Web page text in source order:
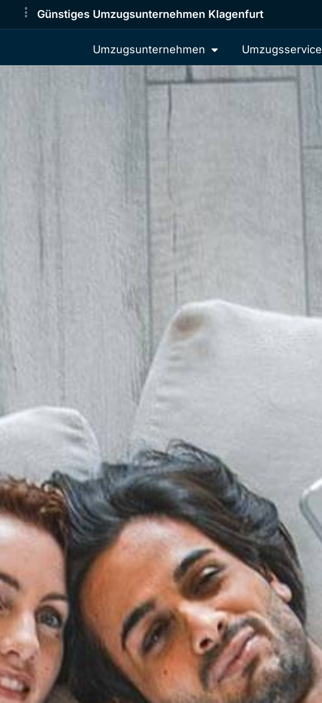
Günstiges Umzugsunternehmen Klagenfurt
Umzugsunternehmen Umzugsservice